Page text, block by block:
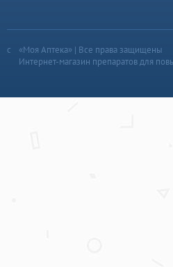
«Моя Аптека» | Все права защищены
Интернет-магазин препаратов для